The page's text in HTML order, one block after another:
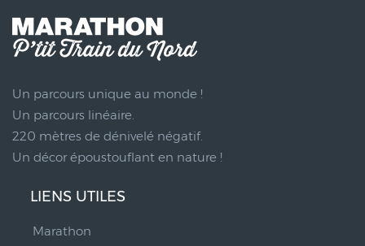
Un parcours unique au monde !
Un parcours linéaire.
220 mètres de dénivelé négatif.
Un décor époustouflant en nature !
LIENS UTILES
Marathon